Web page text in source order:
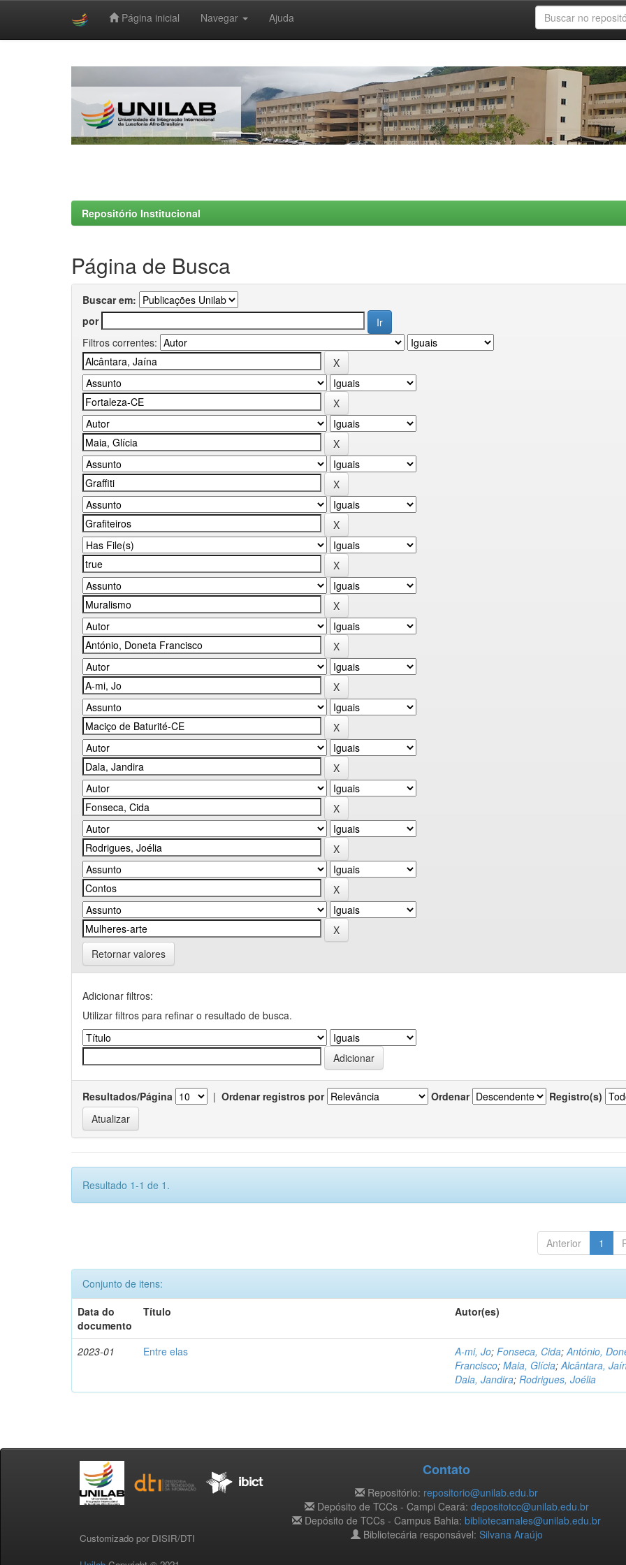
Página inicial Navegar Ajuda
Repositório Institucional
Página de Busca
Buscar em:
por
Filtros correntes:
Retornar valores
Adicionar filtros:
Utilizar filtros para refinar o resultado de busca.
Resultados/Página | Ordenar registros por Ordenar Registro(s)
Resultado 1-1 de 1.
Anterior 1
Conjunto de itens:
Data do
documento
Título Autor(es)
2023-01 Entre elas A-mi, Jo;Fonseca, Cida;António,
Francisco;Maia, Glícia;Alcântara,
Dala, Jandira;Rodrigues, Joélia
Customizado por DISIR/DTI
Contato
Repositório: repositorio@unilab.edu.br
Depósito de TCCs - Campi Ceará: depositotcc@unilab.edu.br
Depósito de TCCs - Campus Bahia: bibliotecamales@unilab.edu.br
Bibliotecária responsável: Silvana Araújo